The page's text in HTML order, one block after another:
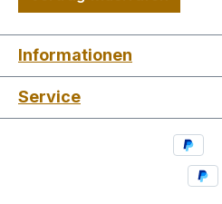
Informationen
Service